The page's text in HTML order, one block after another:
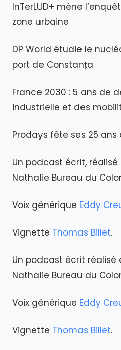
InTerLUD+ mène
zone urbaine
DP World étudie le
port de Constanța
France 2030 : 5 ans de
industrielle et des
Prodays fête ses 25 ans
Un podcast écrit,
Nathalie Bureau du
Voix générique Eddy
Vignette Thomas Billet.
Un podcast écrit réalisé
Nathalie Bureau du
Voix générique Eddy
Vignette Thomas Billet.